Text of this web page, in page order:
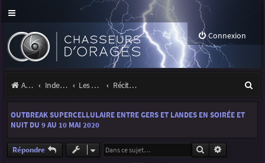
Connexion
Accueil Index du forum Les orages Récits et photos d'orages
e
h
OUTBREAK SUPERCELLULAIRE ENTRE GERS ET LANDES EN SOIRÉE ET
NUIT DU 9 AU 10 MAI 2020
Répondre Rechercher